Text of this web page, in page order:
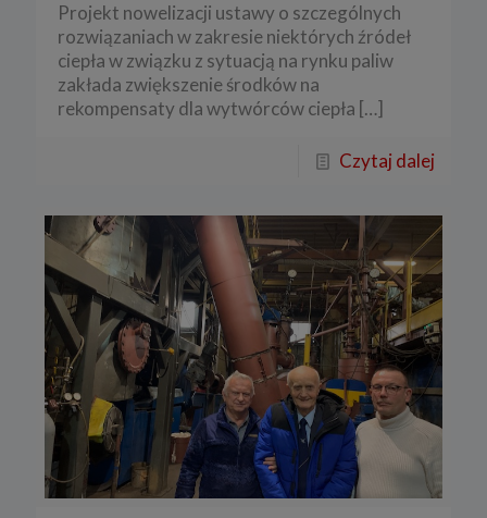
Projekt nowelizacji ustawy o szczególnych
rozwiązaniach w zakresie niektórych źródeł
ciepła w związku z sytuacją na rynku paliw
zakłada zwiększenie środków na
rekompensaty dla wytwórców ciepła […]
Czytaj dalej